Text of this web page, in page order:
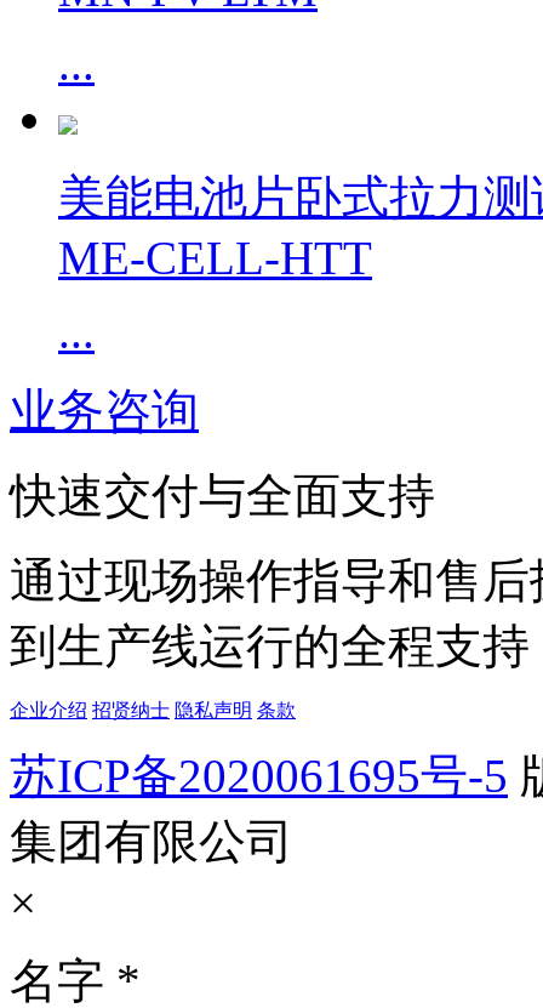
...
美能电池片卧式拉力测
ME-CELL-HTT
...
业务咨询
快速交付与全面支持
通过现场操作指导和售
到生产线运行的全程支持
企业介绍 招贤纳士 隐私声明 条款
苏ICP备2020061695号-5
集团有限公司
×
名字 *